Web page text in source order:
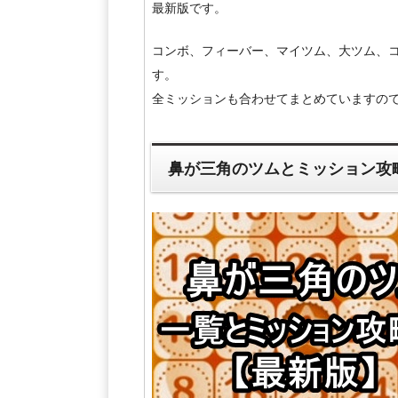
最新版です。
コンボ、フィーバー、マイツム、大ツム、
す。
全ミッションも合わせてまとめていますの
鼻が三角のツムとミッション攻